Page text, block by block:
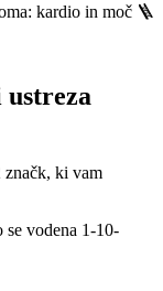
kardio in moč 🪜
ustreza
značk, ki vam
se vodena 1-10-